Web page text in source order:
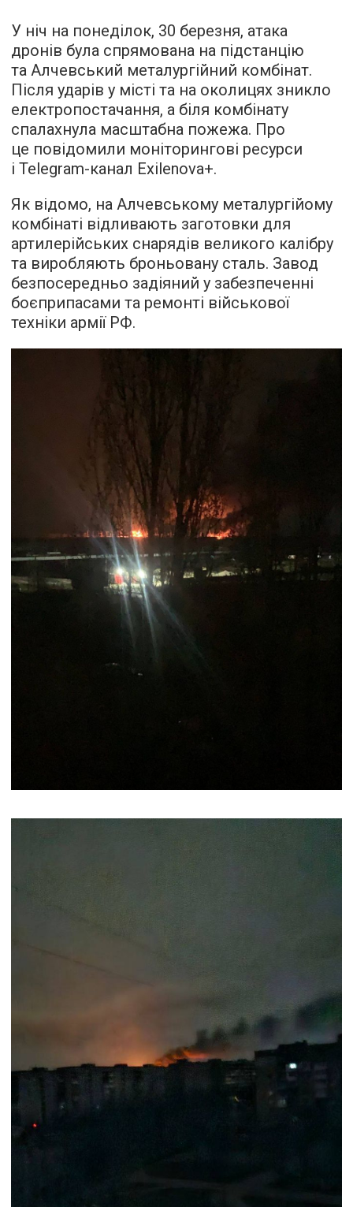
У ніч на понеділок, 30 березня, атака
дронів була спрямована на підстанцію
та Алчевський металургійний комбінат.
Після ударів у місті та на околицях зникло
електропостачання, а біля комбінату
спалахнула масштабна пожежа. Про
це повідомили моніторингові ресурси
і Telegram-канал Exilenova+.
Як відомо, на Алчевському металургійому
комбінаті відливають заготовки для
артилерійських снарядів великого калібру
та виробляють броньовану сталь. Завод
безпосередньо задіяний у забезпеченні
боєприпасами та ремонті військової
техніки армії РФ.